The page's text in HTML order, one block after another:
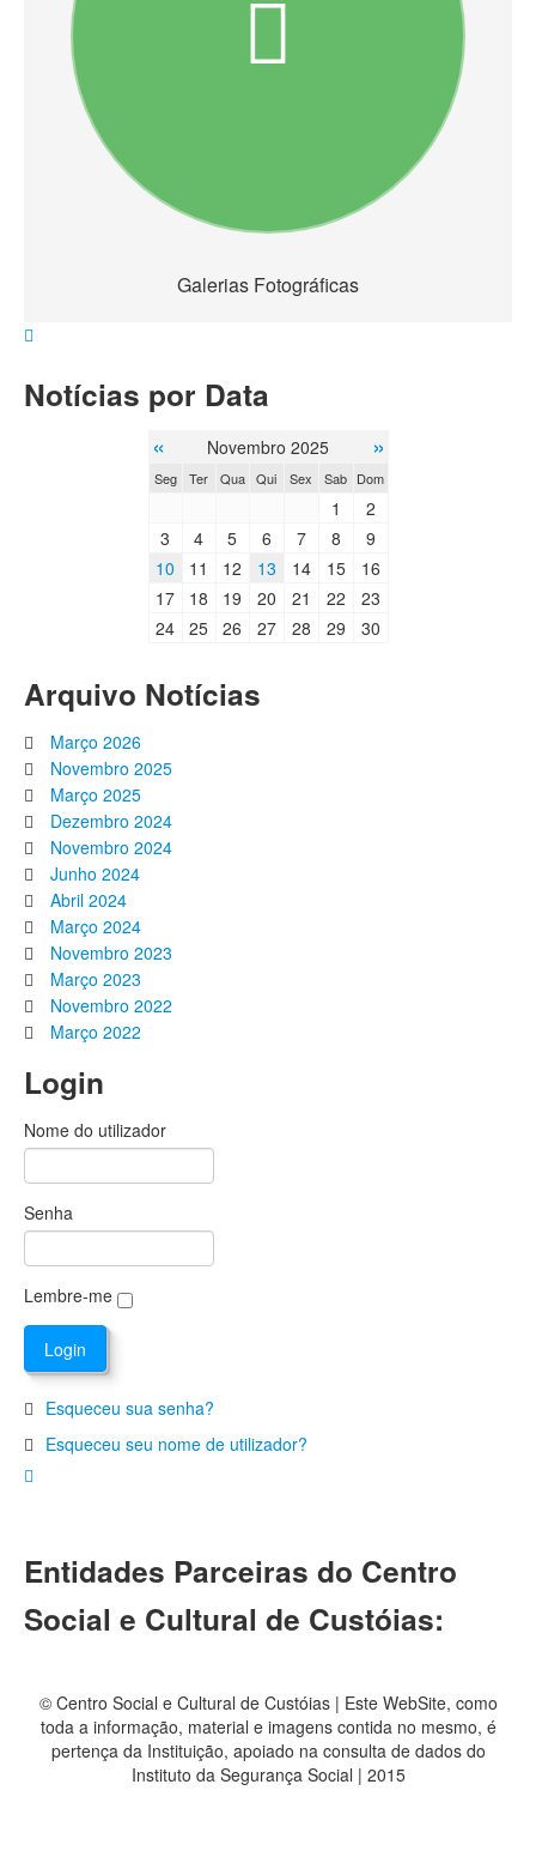
Galerias Fotográficas
Notícias por Data
« Novembro 2025 »
Seg Ter Qua Qui Sex Sab Dom
1
2
3
4 5 6 7 8
9
10
11 12 13 14 15
16
17
18 19 20 21 22
23
24 25 26 27 28 29 30
Arquivo Notícias
Março 2026
Novembro 2025
Março 2025
Dezembro 2024
Novembro 2024
Junho 2024
Abril 2024
Março 2024
Novembro 2023
Março 2023
Novembro 2022
Março 2022
Login
Nome do utilizador
Senha
Lembre-me
Esqueceu sua senha?
Esqueceu seu nome de utilizador?
Entidades Parceiras do Centro
Social e Cultural de Custóias:
© Centro Social e Cultural de Custóias | Este WebSite, como
toda a informação, material e imagens contida no mesmo, é
pertença da Instituição, apoiado na consulta de dados do
Instituto da Segurança Social | 2015